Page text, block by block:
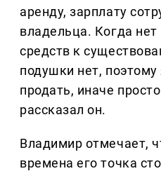
аренду, зарплату
владельца. Когда
средств к
подушки нет,
продать, иначе
рассказал он.
Владимир отмечает,
времена его точка